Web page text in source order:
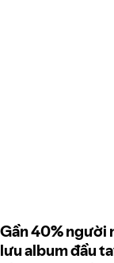
Gần 40% người
lưu album đầu